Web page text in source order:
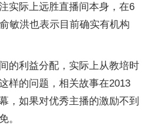
实际上远胜直播间本身，在6
敏洪也表示目前确实有机构
的利益分配，实际上从教培时
样的问题，相关故事在2013
，如果对优秀主播的激励不到
。